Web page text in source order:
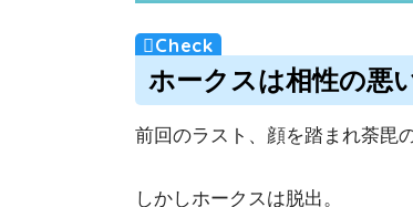
ホークスは相性の悪
前回のラスト、顔を踏まれ荼毘
しかしホークスは脱出。